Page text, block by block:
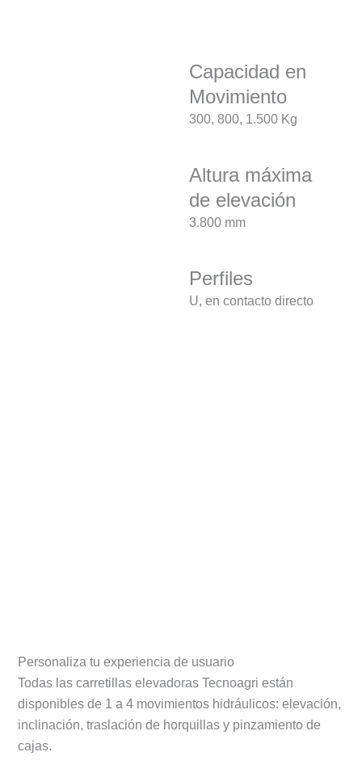
Capacidad en
Movimiento
300, 800, 1.500 Kg
Altura máxima
de elevación
3.800 mm
Perfiles
U, en contacto directo
Personaliza tu experiencia de usuario
Todas las carretillas elevadoras Tecnoagri están
disponibles de 1 a 4 movimientos hidráulicos: elevación,
inclinación, traslación de horquillas y pinzamiento de
cajas.